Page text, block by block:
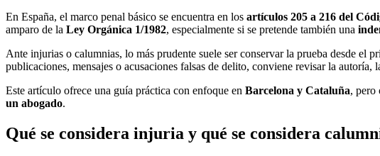
En España, el marco penal básico se encuentra en los artículos 205 a 216 del
amparo de la Ley Orgánica 1/1982, especialmente si se pretende también una
Ante injurias o calumnias, lo más prudente suele ser conservar la prueba desde
publicaciones, mensajes o acusaciones falsas de delito, conviene revisar la
Este artículo ofrece una guía práctica con enfoque en Barcelona y Cataluña, pero
un abogado.
Qué se considera injuria y qué se considera